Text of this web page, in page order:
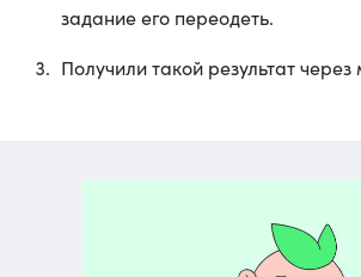
задание его переодеть.
Получили такой результат через